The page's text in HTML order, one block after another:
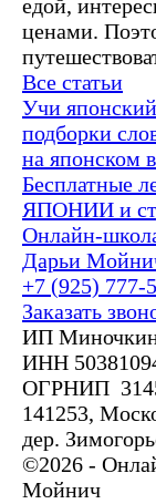
едой,
ценами.
Все статьи
Учи
подборки
на японском
Бесплатные
ЯПОНИИ и
Онлайн-
Дарьи
+7 (925) 777-
Заказать
ИП
ИНН
ОГРНИП
141253,
дер.
©2026 -
Мойнич